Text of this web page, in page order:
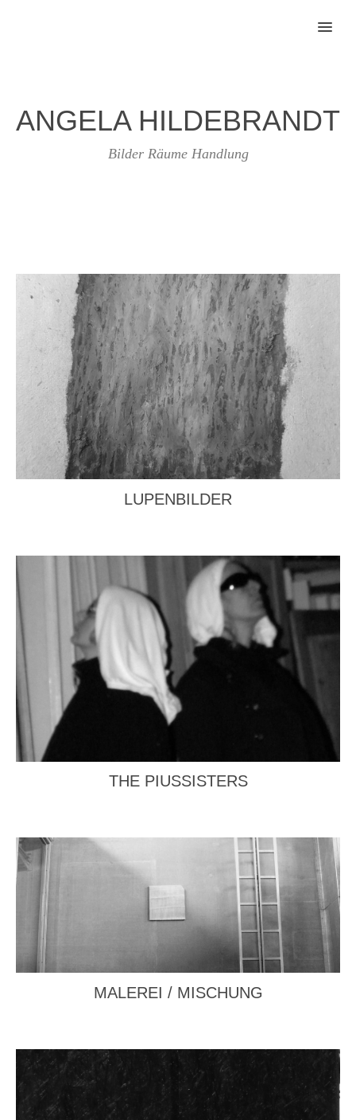
MENU
ANGELA HILDEBRANDT
Bilder Räume Handlung
LUPENBILDER
THE PIUSSISTERS
MALEREI / MISCHUNG